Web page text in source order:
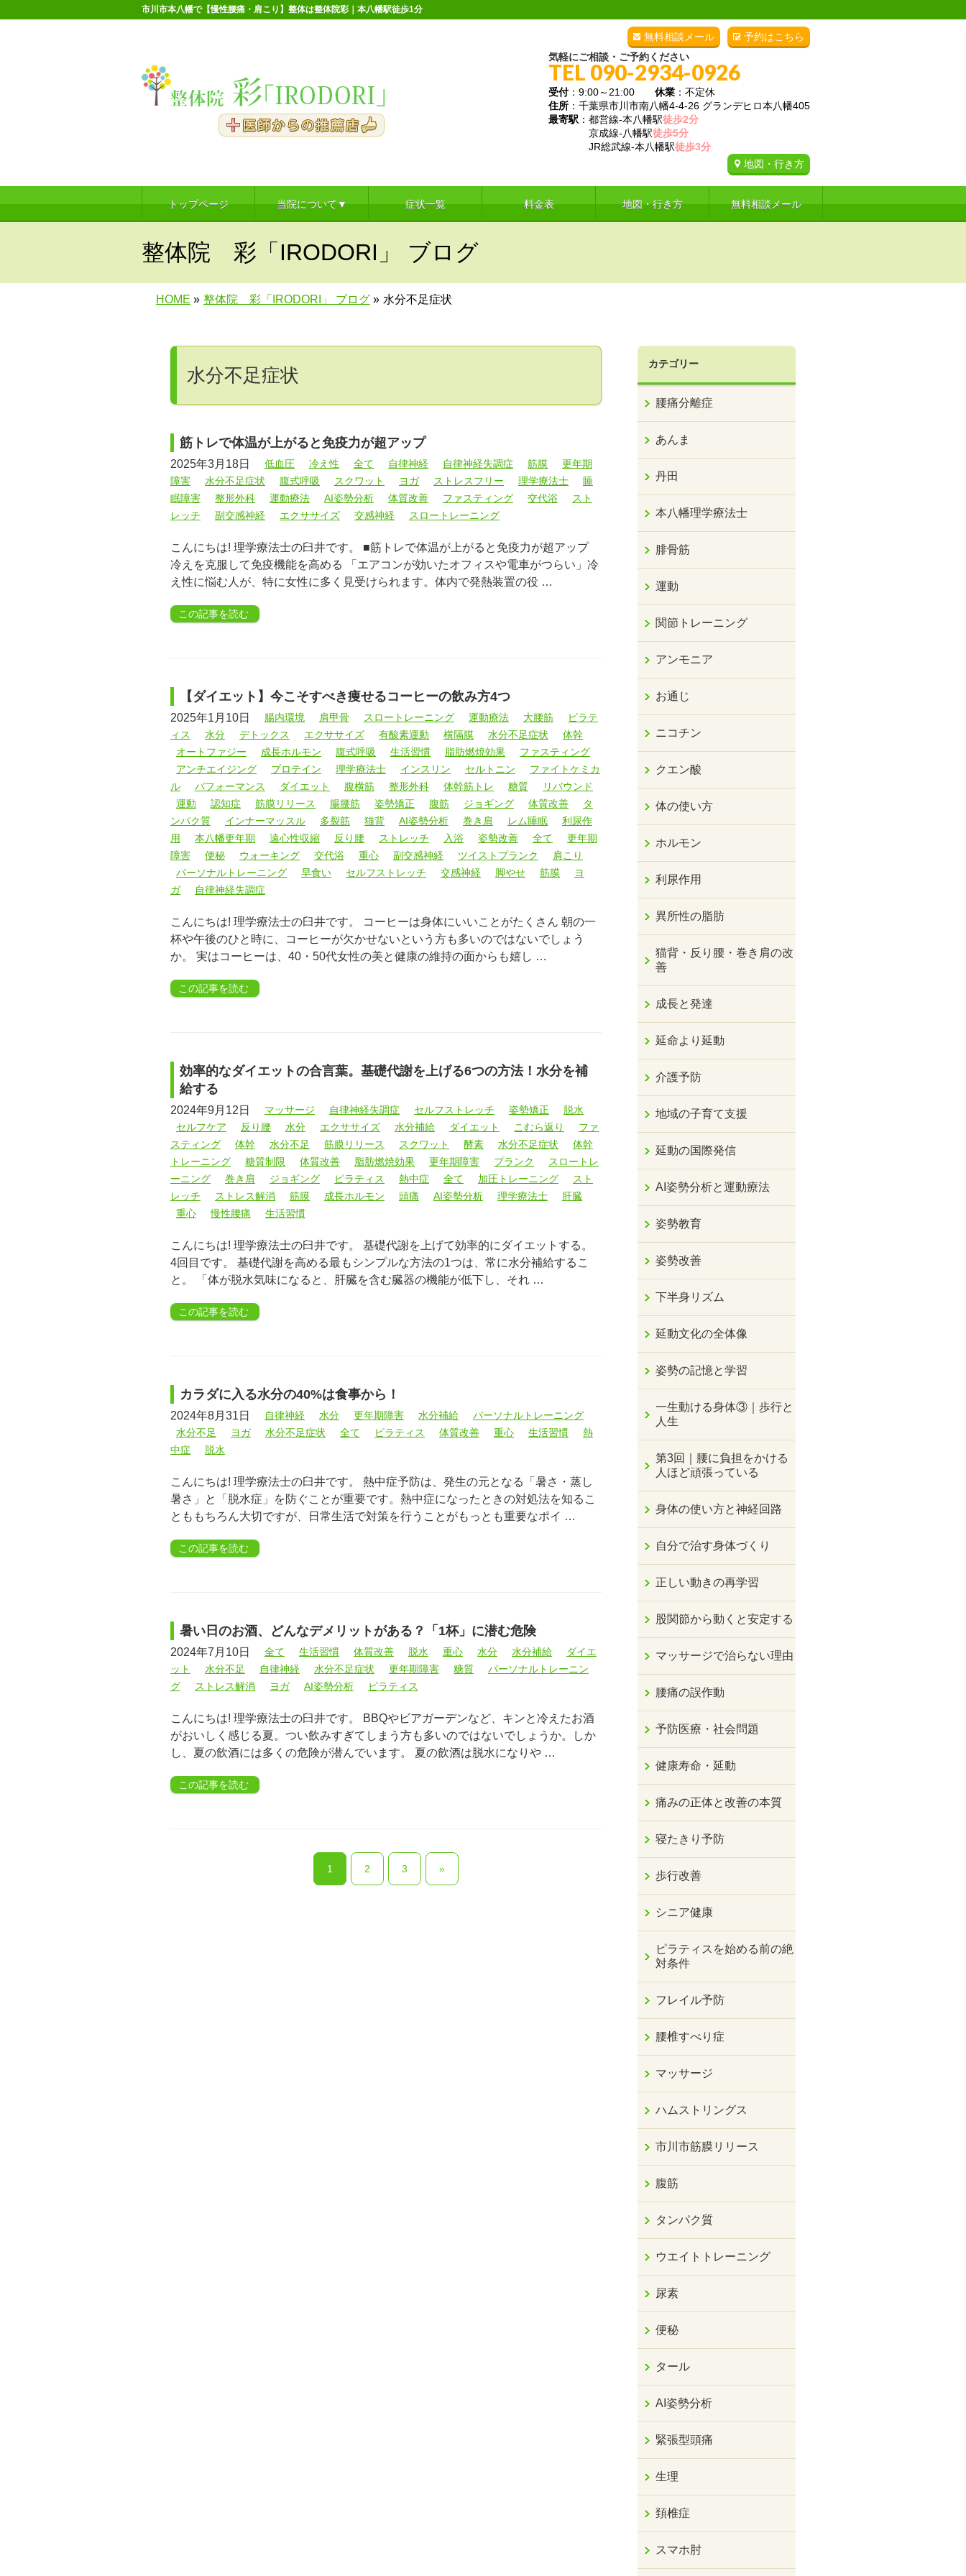
市川市本八幡で【慢性腰痛・肩こり】整体は整体院彩｜本八幡駅徒歩1分
予約はこちら
無料相談メール
気軽にご相談・ご予約ください
TEL 090-2934-0926
受付：9:00～21:00 休業 ：不定休
住所 ：千葉県市川市南八幡4-4-26 グランデヒロ本八幡405
最寄駅 ：都営線-本八幡駅徒歩2分
京成線-八幡駅徒歩5分
JR総武線-本八幡駅徒歩3分
地図・行き方
トップページ 当院について▼ 症状一覧 料金表 地図・行き方 無料相談メール
整体院 彩「IRODORI」 ブログ
HOME » 整体院 彩「IRODORI」 ブログ » 水分不足症状
水分不足症状
筋トレで体温が上がると免疫力が超アップ
2025年3月18日 低血圧 冷え性 全て 自律神経 自律神経失調症 筋膜
更年期
障害
水分不足症状 腹式呼吸 スクワット ヨガ ストレスフリー 理学療法士
睡
眠障害
整形外科 運動療法 AI姿勢分析 体質改善 ファスティング 交代浴
スト
レッチ
副交感神経 エクササイズ 交感神経 スロートレーニング
こんにちは! 理学療法士の臼井です。 ■筋トレで体温が上がると免疫力が超アップ
冷えを克服して免疫機能を高める 「エアコンが効いたオフィスや電車がつらい」冷
え性に悩む人が、特に女性に多く見受けられます。体内で発熱装置の役 …
この記事を読む
【ダイエット】今こそすべき痩せるコーヒーの飲み方4つ
2025年1月10日 腸内環境 肩甲骨 スロートレーニング 運動療法 大腰筋
ピラテ
ィス
水分 デトックス エクササイズ 有酸素運動 横隔膜 水分不足症状
体幹
オートファジー
成長ホルモン 腹式呼吸 生活習慣 脂肪燃焼効果
ファスティング
アンチエイジング
プロテイン 理学療法士 インスリン セルトニン
ファイトケミカ
ル
パフォーマンス ダイエット 腹横筋 整形外科 体幹筋トレ 糖質
リバウンド
運動
認知症 筋膜リリース 腸腰筋 姿勢矯正 腹筋 ジョギング 体質改善
タ
ンパク質
インナーマッスル 多裂筋 猫背 AI姿勢分析 巻き肩 レム睡眠
利尿作
用
本八幡更年期 遠心性収縮 反り腰 ストレッチ 入浴 姿勢改善 全て
更年期
障害
便秘 ウォーキング 交代浴 重心 副交感神経 ツイストプランク
肩こり
パーソナルトレーニング
早食い セルフストレッチ 交感神経 脚やせ 筋膜
ヨ
ガ
自律神経失調症
こんにちは! 理学療法士の臼井です。 コーヒーは身体にいいことがたくさん 朝の一
杯や午後のひと時に、コーヒーが欠かせないという方も多いのではないでしょう
か。 実はコーヒーは、40・50代女性の美と健康の維持の面からも嬉し …
この記事を読む
効率的なダイエットの合言葉。基礎代謝を上げる6つの方法！水分を補
給する
2024年9月12日 マッサージ 自律神経失調症 セルフストレッチ 姿勢矯正
脱水
セルフケア
反り腰 水分 エクササイズ 水分補給 ダイエット こむら返り
ファ
スティング
体幹 水分不足 筋膜リリース スクワット 酵素 水分不足症状
体幹
トレーニング
糖質制限 体質改善 脂肪燃焼効果 更年期障害 プランク
スロートレ
ーニング
巻き肩 ジョギング ピラティス 熱中症 全て 加圧トレーニング
スト
レッチ
ストレス解消 筋膜 成長ホルモン 頭痛 AI姿勢分析 理学療法士
肝臓
重心
慢性腰痛 生活習慣
こんにちは! 理学療法士の臼井です。 基礎代謝を上げて効率的にダイエットする。
4回目です。 基礎代謝を高める最もシンプルな方法の1つは、常に水分補給するこ
と。 「体が脱水気味になると、肝臓を含む臓器の機能が低下し、それ …
この記事を読む
カラダに入る水分の40%は食事から！
2024年8月31日 自律神経 水分 更年期障害 水分補給
パーソナルトレーニング
水分不足
ヨガ 水分不足症状 全て ピラティス 体質改善 重心 生活習慣
熱
中症
脱水
こんにちは! 理学療法士の臼井です。 熱中症予防は、発生の元となる「暑さ・蒸し
暑さ」と「脱水症」を防ぐことが重要です。熱中症になったときの対処法を知るこ
とももちろん大切ですが、日常生活で対策を行うことがもっとも重要なポイ …
この記事を読む
暑い日のお酒、どんなデメリットがある？「1杯」に潜む危険
2024年7月10日 全て 生活習慣 体質改善 脱水 重心 水分 水分補給
ダイエ
ット
水分不足 自律神経 水分不足症状 更年期障害 糖質
パーソナルトレーニン
グ
ストレス解消 ヨガ AI姿勢分析 ピラティス
こんにちは! 理学療法士の臼井です。 BBQやビアガーデンなど、キンと冷えたお酒
がおいしく感じる夏。つい飲みすぎてしまう方も多いのではないでしょうか。しか
し、夏の飲酒には多くの危険が潜んでいます。 夏の飲酒は脱水になりや …
この記事を読む
1 2 3 »
カテゴリー
腰痛分離症
あんま
丹田
本八幡理学療法士
腓骨筋
運動
関節トレーニング
アンモニア
お通じ
ニコチン
クエン酸
体の使い方
ホルモン
利尿作用
異所性の脂肪
猫背・反り腰・巻き肩の改
善
成長と発達
延命より延動
介護予防
地域の子育て支援
延動の国際発信
AI姿勢分析と運動療法
姿勢教育
姿勢改善
下半身リズム
延動文化の全体像
姿勢の記憶と学習
一生動ける身体③｜歩行と
人生
第3回｜腰に負担をかける
人ほど頑張っている
身体の使い方と神経回路
自分で治す身体づくり
正しい動きの再学習
股関節から動くと安定する
マッサージで治らない理由
腰痛の誤作動
予防医療・社会問題
健康寿命・延動
痛みの正体と改善の本質
寝たきり予防
歩行改善
シニア健康
ピラティスを始める前の絶
対条件
フレイル予防
腰椎すべり症
マッサージ
ハムストリングス
市川市筋膜リリース
腹筋
タンパク質
ウエイトトレーニング
尿素
便秘
タール
AI姿勢分析
緊張型頭痛
生理
頚椎症
スマホ肘